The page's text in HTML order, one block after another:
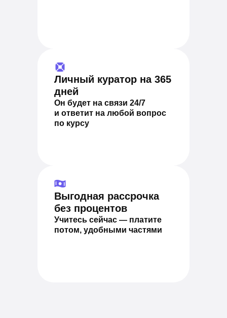
Личный куратор на 365
дней
Он будет на связи 24/7
и ответит на любой вопрос
по курсу
Выгодная рассрочка
без процентов
Учитесь сейчас — платите
потом, удобными частями